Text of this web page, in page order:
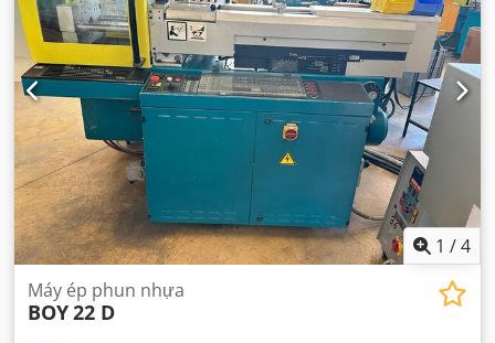
1 /4
Máy ép phun nhựa
BOY22 D